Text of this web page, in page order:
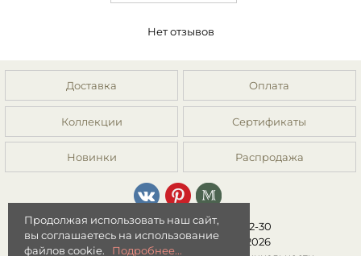
Нет отзывов
Доставка Оплата
Коллекции Сертификаты
Новинки Распродажа
8 (499) 392-01-44, 8 (977) 149-22-30
Интернет-магазин "Мята" © 2026
Продолжая использовать наш сайт,
вы соглашаетесь на использование
файлов cookie.
Подробнее...